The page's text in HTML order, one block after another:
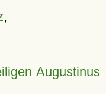
,
Augustinus